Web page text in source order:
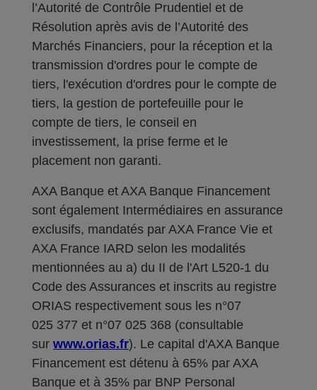
l’Autorité de Contrôle Prudentiel et de
Résolution après avis de l’Autorité des
Marchés Financiers, pour la réception et la
transmission d'ordres pour le compte de
tiers, l'exécution d'ordres pour le compte de
tiers, la gestion de portefeuille pour le
compte de tiers, le conseil en
investissement, la prise ferme et le
placement non garanti.
AXA Banque et AXA Banque Financement
sont également Intermédiaires en assurance
exclusifs, mandatés par AXA France Vie et
AXA France IARD selon les modalités
mentionnées au a) du II de l'Art L520-1 du
Code des Assurances et inscrits au registre
ORIAS respectivement sous les n°07
025 377 et n°07 025 368 (consultable
sur www.orias.fr). Le capital d'AXA Banque
Financement est détenu à 65% par AXA
Banque et à 35% par BNP Personal